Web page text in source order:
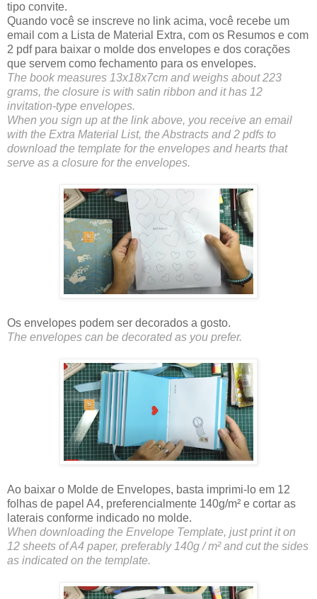
tipo convite.
Quando você se inscreve no link acima, você recebe um
email com a Lista de Material Extra, com os Resumos e com
2 pdf para baixar o molde dos envelopes e dos corações
que servem como fechamento para os envelopes.
The book measures 13x18x7cm and weighs about 223
grams, the closure is with satin ribbon and it has 12
invitation-type envelopes.
When you sign up at the link above, you receive an email
with the Extra Material List, the Abstracts and 2 pdfs to
download the template for the envelopes and hearts that
serve as a closure for the envelopes.
Os envelopes podem ser decorados a gosto.
The envelopes can be decorated as you prefer.
Ao baixar o Molde de Envelopes, basta imprimi-lo em 12
folhas de papel A4, preferencialmente 140g/m² e cortar as
laterais conforme indicado no molde.
When downloading the Envelope Template, just print it on
12 sheets of A4 paper, preferably 140g / m² and cut the sides
as indicated on the template.